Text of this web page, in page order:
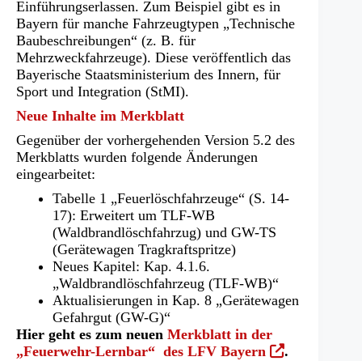
Einführungserlassen. Zum Beispiel gibt es in
Bayern für manche Fahrzeugtypen „Technische
Baubeschreibungen“ (z. B. für
Mehrzweckfahrzeuge). Diese veröffentlich das
Bayerische Staatsministerium des Innern, für
Sport und Integration (StMI).
Neue Inhalte im Merkblatt
Gegenüber der vorhergehenden Version 5.2 des
Merkblatts wurden folgende Änderungen
eingearbeitet:
Tabelle 1 „Feuerlöschfahrzeuge“ (S. 14-
17): Erweitert um TLF-WB
(Waldbrandlöschfahrzug) und GW-TS
(Gerätewagen Tragkraftspritze)
Neues Kapitel: Kap. 4.1.6.
„Waldbrandlöschfahrzeug (TLF-WB)“
Aktualisierungen in Kap. 8 „Gerätewagen
Gefahrgut (GW-G)“
Hier geht es zum neuen Merkblatt in der
„Feuerwehr-Lernbar“ des LFV Bayern (Öffnet
.